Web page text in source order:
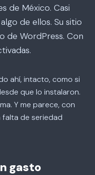
de México. Casi
de ellos. Su sitio
de WordPress. Con
ahí, intacto, como si
que lo instalaron.
Y me parece, con
de seriedad
gasto